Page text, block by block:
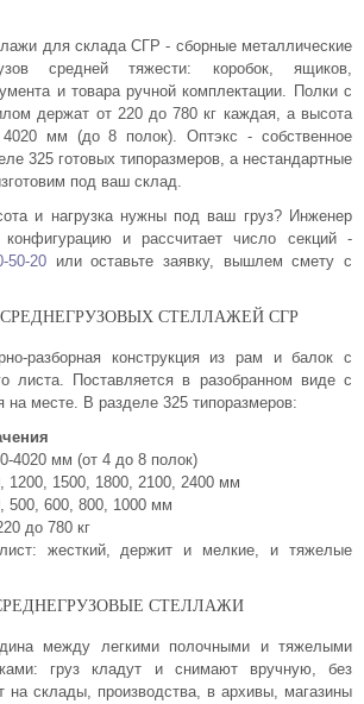
для склада СГР - сборные металлические
средней тяжести: коробок, ящиков,
и товара ручной комплектации. Полки с
держат от 220 до 780 кг каждая, а высота
4020 мм (до 8 полок). Оптэкс - собственное
325 готовых типоразмеров, а нестандартные
под ваш склад.
и нагрузка нужны под ваш груз? Инженер
конфигурацию и рассчитает число секций -
50-20 или оставьте заявку, вышлем смету с
СТЕЛЛАЖЕЙ СГР
разборная конструкция из рам и балок с
листа. Поставляется в разобранном виде с
на месте. В разделе 325 типоразмеров:
4020 мм (от 4 до 8 полок)
1200, 1500, 1800, 2100, 2400 мм
500, 600, 800, 1000 мм
до 780 кг
жесткий, держит и мелкие, и тяжелые
СТЕЛЛАЖИ
между легкими полочными и тяжелыми
груз кладут и снимают вручную, без
на склады, производства, в архивы, магазины